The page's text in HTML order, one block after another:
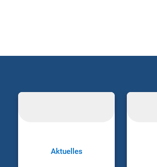
Aktuelles